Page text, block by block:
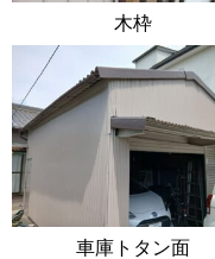
木枠
車庫トタン面